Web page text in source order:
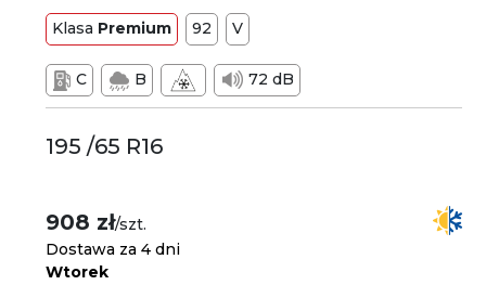
Klasa Premium 92 V
C B 72 dB
195 /65 R16
908 zł/szt.
Dostawa za 4 dni
Wtorek